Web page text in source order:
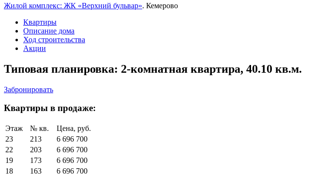
Жилой комплекс: ЖК «Верхний бульвар». Кемерово
Квартиры
Описание дома
Ход строительства
Акции
Типовая планировка: 2-комнатная квартира, 40.10 кв.м.
Забронировать
Квартиры в продаже:
Этаж № кв.
Цена, руб.
23
213
6 696 700
22
203
6 696 700
19
173
6 696 700
18
163 6 696 700